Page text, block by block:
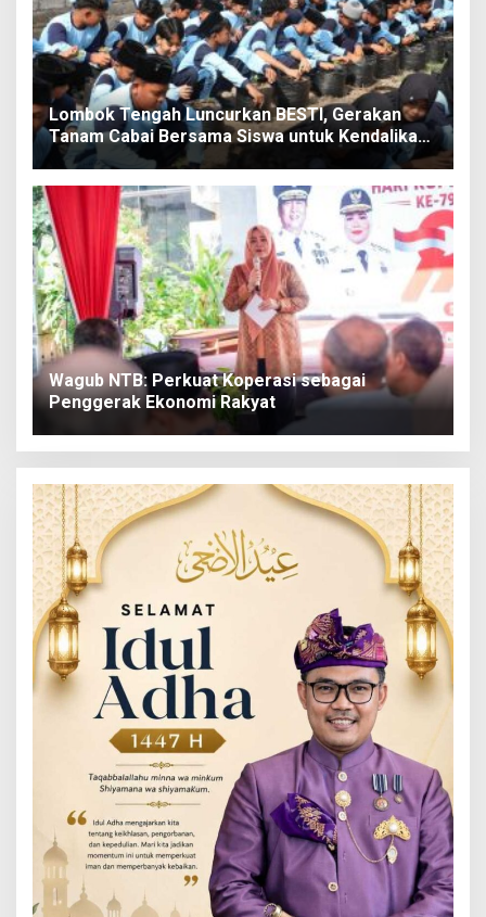
Lombok Tengah Luncurkan BESTI, Gerakan
Tanam Cabai Bersama Siswa untuk Kendalikan
Inflasi
Wagub NTB: Perkuat Koperasi sebagai
Penggerak Ekonomi Rakyat